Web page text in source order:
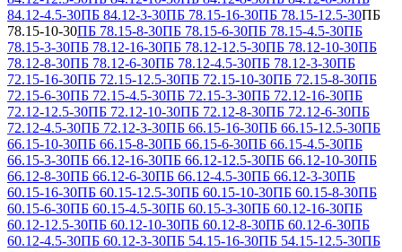
84.12-4.5-30ПБ 84.12-3-30ПБ 78.15-16-30ПБ 78.15-12.5-30ПБ
78.15-10-30ПБ 78.15-8-30ПБ 78.15-6-30ПБ 78.15-4.5-30ПБ
78.15-3-30ПБ 78.12-16-30ПБ 78.12-12.5-30ПБ 78.12-10-30ПБ
78.12-8-30ПБ 78.12-6-30ПБ 78.12-4.5-30ПБ 78.12-3-30ПБ
72.15-16-30ПБ 72.15-12.5-30ПБ 72.15-10-30ПБ 72.15-8-30ПБ
72.15-6-30ПБ 72.15-4.5-30ПБ 72.15-3-30ПБ 72.12-16-30ПБ
72.12-12.5-30ПБ 72.12-10-30ПБ 72.12-8-30ПБ 72.12-6-30ПБ
72.12-4.5-30ПБ 72.12-3-30ПБ 66.15-16-30ПБ 66.15-12.5-30ПБ
66.15-10-30ПБ 66.15-8-30ПБ 66.15-6-30ПБ 66.15-4.5-30ПБ
66.15-3-30ПБ 66.12-16-30ПБ 66.12-12.5-30ПБ 66.12-10-30ПБ
66.12-8-30ПБ 66.12-6-30ПБ 66.12-4.5-30ПБ 66.12-3-30ПБ
60.15-16-30ПБ 60.15-12.5-30ПБ 60.15-10-30ПБ 60.15-8-30ПБ
60.15-6-30ПБ 60.15-4.5-30ПБ 60.15-3-30ПБ 60.12-16-30ПБ
60.12-12.5-30ПБ 60.12-10-30ПБ 60.12-8-30ПБ 60.12-6-30ПБ
60.12-4.5-30ПБ 60.12-3-30ПБ 54.15-16-30ПБ 54.15-12.5-30ПБ